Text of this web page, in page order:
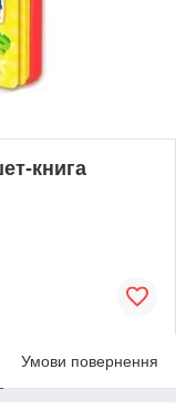
книга
Умови повернення